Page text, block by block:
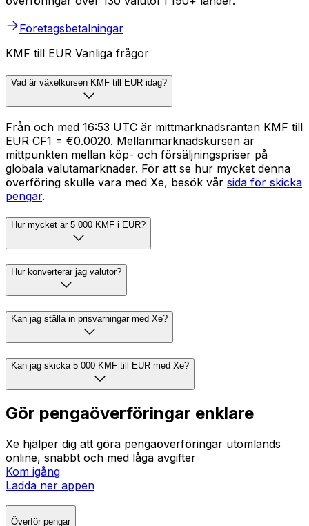
Företagsbetalningar
KMF till EUR Vanliga frågor
Vad är växelkursen KMF till EUR idag?
Från och med 16:53 UTC är mittmarknadsräntan KMF till
EUR CF1 = €0.0020. Mellanmarknadskursen är
mittpunkten mellan köp- och försäljningspriser på
globala valutamarknader. För att se hur mycket denna
överföring skulle vara med Xe, besök vår sida för skicka
pengar.
Hur mycket är 5 000 KMF i EUR?
Hur konverterar jag valutor?
Kan jag ställa in prisvarningar med Xe?
Kan jag skicka 5 000 KMF till EUR med Xe?
Gör pengaöverföringar enklare
Xe hjälper dig att göra pengaöverföringar utomlands
online, snabbt och med låga avgifter
Kom igång
Ladda ner appen
Överför pengar